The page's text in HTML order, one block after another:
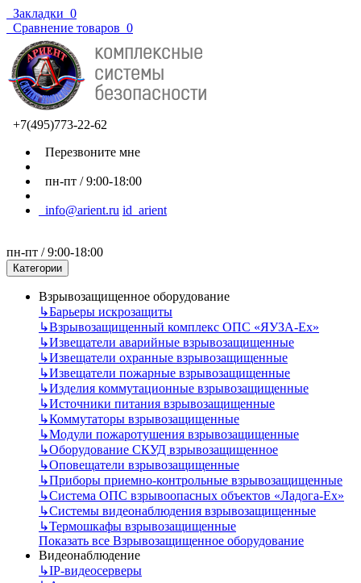
Закладки 0
Сравнение товаров 0
+7(495)773-22-62
Перезвоните мне
пн-пт / 9:00-18:00
info@arient.ru id_arient
пн-пт / 9:00-18:00
Категории
Взрывозащищенное оборудование
↳Барьеры искрозащиты
↳Взрывозащищенный комплекс ОПС «ЯУЗА-Ех»
↳Извещатели аварийные взрывозащищенные
↳Извещатели охранные взрывозащищенные
↳Извещатели пожарные взрывозащищенные
↳Изделия коммутационные взрывозащищенные
↳Источники питания взрывозащищенные
↳Коммутаторы взрывозащищенные
↳Модули пожаротушения взрывозащищенные
↳Оборудование СКУД взрывозащищенное
↳Оповещатели взрывозащищенные
↳Приборы приемно-контрольные взрывозащищенные
↳Система ОПС взрывоопасных объектов «Ладога-Ex»
↳Системы видеонаблюдения взрывозащищенные
↳Термошкафы взрывозащищенные
Показать все Взрывозащищенное оборудование
Видеонаблюдение
↳IP-видеосерверы